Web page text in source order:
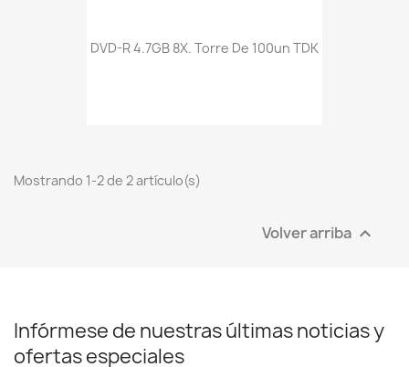
DVD-R 4.7GB 8X. Torre De 100un TDK
Mostrando 1-2 de 2 artículo(s)
Volver arriba 
Infórmese de nuestras últimas noticias y
ofertas especiales